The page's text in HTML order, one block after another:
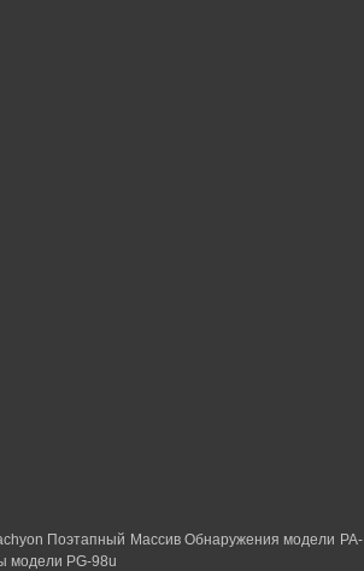
Поэтапный Массив Обнаружения модели PA-
модели PG-98u